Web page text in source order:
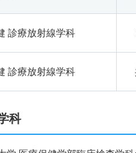
診療放射線学科
診療放射線学科
科